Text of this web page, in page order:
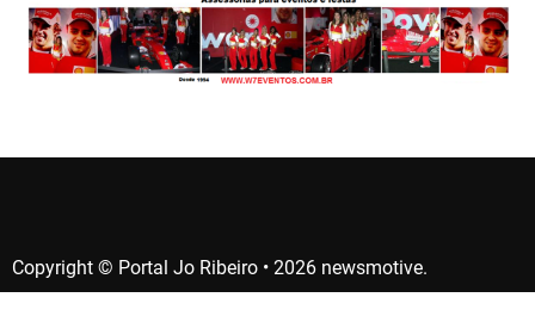
Copyright © Portal Jo Ribeiro • 2026 newsmotive.